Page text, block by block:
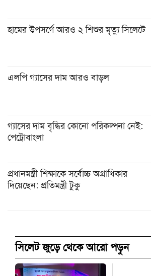
হামের উপসর্গে আরও ২ শিশুর মৃত্যু সিলেটে
এলপি গ্যাসের দাম আরও বাড়ল
গ্যাসের দাম বৃদ্ধির কোনো পরিকল্পনা নেই:
পেট্রোবাংলা
প্রধানমন্ত্রী শিক্ষাকে সর্বোচ্চ অগ্রাধিকার
দিয়েছেন: প্রতিমন্ত্রী টুকু
সিলেট জুড়ে থেকে আরো পড়ুন